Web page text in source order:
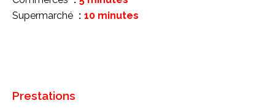
Supermarché
10 minutes
Prestations